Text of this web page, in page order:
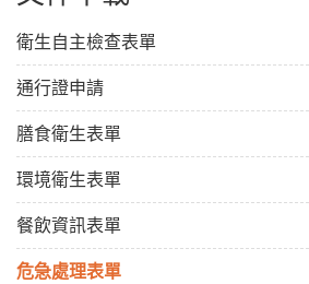
衛生自主檢查表單
通行證申請
膳食衛生表單
環境衛生表單
餐飲資訊表單
危急處理表單